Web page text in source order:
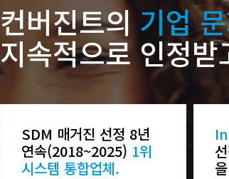
컨버진트의기업
지속적으로 인정
SDM 매거진 선정 8년
연속(2018~2025) 1위
시스템 통합업체.